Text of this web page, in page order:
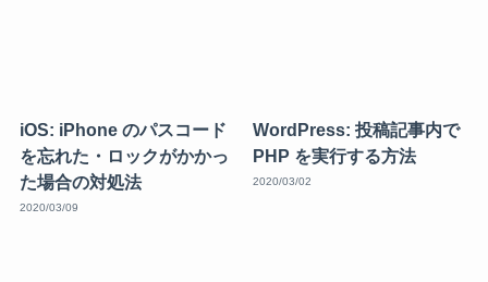
iOS: iPhone のパスコード
を忘れた・ロックがかかっ
た場合の対処法
2020/03/09
WordPress: 投稿記事内で
PHP を実行する方法
2020/03/02